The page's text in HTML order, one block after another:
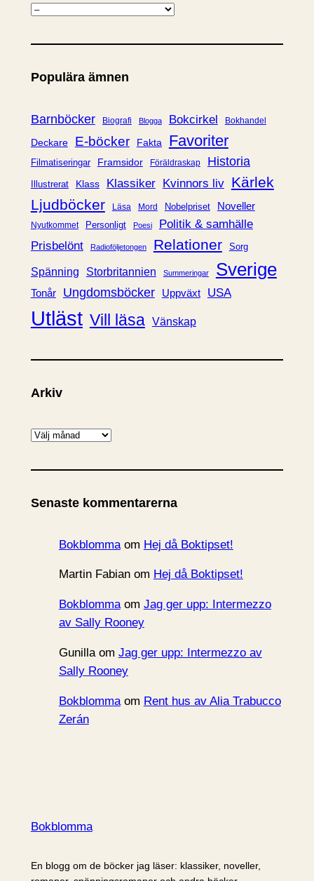
K
t
g
r
Populära ämnen
Barnböcker Biografi Blogga Bokcirkel Bokhandel
Deckare E-böcker Fakta Favoriter
Filmatiseringar Framsidor Föräldraskap Historia
Illustrerat Klass Klassiker Kvinnors liv Kärlek
Ljudböcker
Läsa Mord Nobelpriset Noveller
Nyutkommet Personligt Poesi
Politik & samhälle
Prisbelönt
Radioföljetongen Relationer Sorg
Spänning Storbritannien Summeringar Sverige
Tonår Ungdomsböcker Uppväxt USA
Utläst Vill läsa Vänskap
Arkiv
A
k
v
Senaste kommentarerna
Bokblommaom Hej då Boktipset!
Martin Fabianom Hej då Boktipset!
Bokblommaom Jag ger upp: Intermezzo
av Sally Rooney
Gunillaom Jag ger upp: Intermezzo av
Sally Rooney
Bokblommaom Rent hus av Alia Trabucco
Zerán
Bokblomma
En blogg om de böcker jag läser: klassiker, noveller,